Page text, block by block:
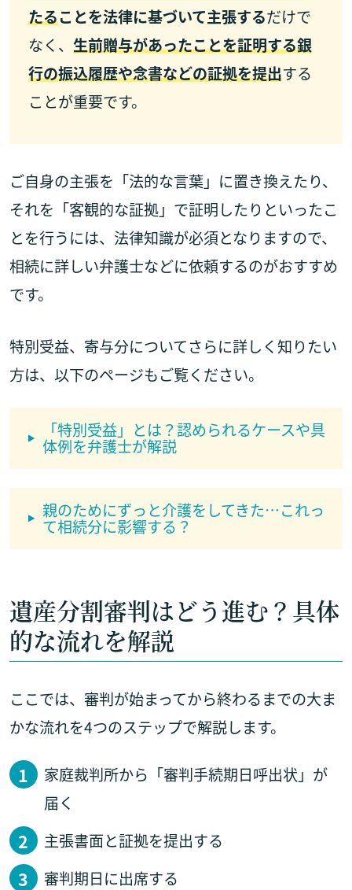
たることを法律に基づいて主張するだけで
なく、 生前贈与があったことを証明する銀
行の振込履歴や念書などの証拠を提出する
ことが重要です。
ご自身の主張を「法的な言葉」に置き換えたり、
それを「客観的な証拠」で証明したりといったこ
とを行うには、法律知識が必須となりますので、
相続に詳しい弁護士などに依頼するのがおすすめ
です。
特別受益、寄与分についてさらに詳しく知りたい
方は、以下のページもご覧ください。
「特別受益」とは？認められるケースや具
体例を弁護士が解説
親のためにずっと介護をしてきた…これっ
て相続分に影響する？
遺産分割審判はどう進む？具体
的な流れを解説
ここでは、審判が始まってから終わるまでの大ま
かな流れを4つのステップで解説します。
家庭裁判所から「審判手続期日呼出状」が
届く
主張書面と証拠を提出する
審判期日に出席する